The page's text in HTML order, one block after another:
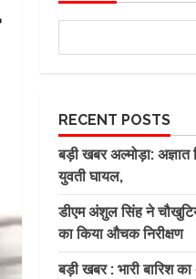
RECENT POSTS
बड़ी खबर अल्मोड़ा:
युवती घायल,
डीएम अंशुल सिंह ने
का किया औचक निरीक्षण
बड़ी खबर : भारी बारिश